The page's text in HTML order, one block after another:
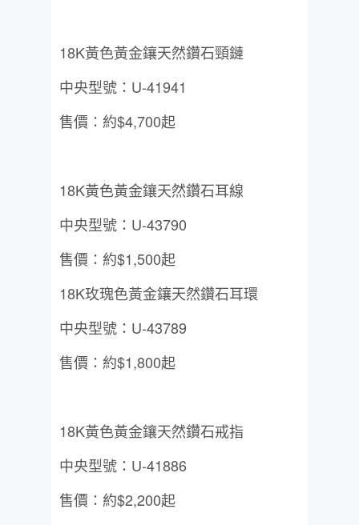
18K黃色黃金鑲天然鑽石頸鏈
中央型號：U-41941
售價：約$4,700起
18K黃色黃金鑲天然鑽石耳線
中央型號：U-43790
售價：約$1,500起
18K玫瑰色黃金鑲天然鑽石耳環
中央型號：U-43789
售價：約$1,800起
18K黃色黃金鑲天然鑽石戒指
中央型號：U-41886
售價：約$2,200起